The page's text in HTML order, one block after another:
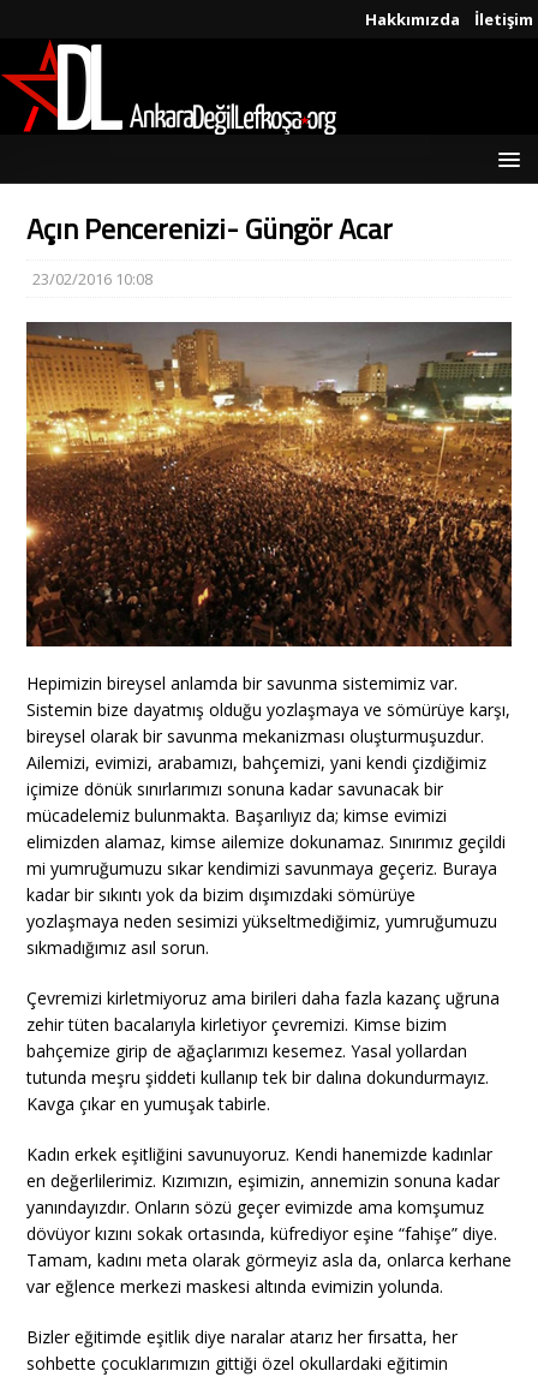
Hakkımızda İletişim
Açın Pencerenizi- Güngör Acar
23/02/2016 10:08
Hepimizin bireysel anlamda bir savunma sistemimiz var.
Sistemin bize dayatmış olduğu yozlaşmaya ve sömürüye karşı,
bireysel olarak bir savunma mekanizması oluşturmuşuzdur.
Ailemizi, evimizi, arabamızı, bahçemizi, yani kendi çizdiğimiz
içimize dönük sınırlarımızı sonuna kadar savunacak bir
mücadelemiz bulunmakta. Başarılıyız da; kimse evimizi
elimizden alamaz, kimse ailemize dokunamaz. Sınırımız geçildi
mi yumruğumuzu sıkar kendimizi savunmaya geçeriz. Buraya
kadar bir sıkıntı yok da bizim dışımızdaki sömürüye
yozlaşmaya neden sesimizi yükseltmediğimiz, yumruğumuzu
sıkmadığımız asıl sorun.
Çevremizi kirletmiyoruz ama birileri daha fazla kazanç uğruna
zehir tüten bacalarıyla kirletiyor çevremizi. Kimse bizim
bahçemize girip de ağaçlarımızı kesemez. Yasal yollardan
tutunda meşru şiddeti kullanıp tek bir dalına dokundurmayız.
Kavga çıkar en yumuşak tabirle.
Kadın erkek eşitliğini savunuyoruz. Kendi hanemizde kadınlar
en değerlilerimiz. Kızımızın, eşimizin, annemizin sonuna kadar
yanındayızdır. Onların sözü geçer evimizde ama komşumuz
dövüyor kızını sokak ortasında, küfrediyor eşine “fahişe” diye.
Tamam, kadını meta olarak görmeyiz asla da, onlarca kerhane
var eğlence merkezi maskesi altında evimizin yolunda.
Bizler eğitimde eşitlik diye naralar atarız her fırsatta, her
sohbette çocuklarımızın gittiği özel okullardaki eğitimin